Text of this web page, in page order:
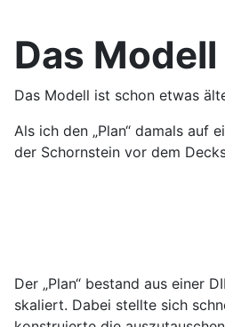
Das Modell
Das Modell ist schon etwas
Als ich den „Plan“ damals
der Schornstein vor dem
Der „Plan“ bestand aus einer
skaliert. Dabei stellte sich